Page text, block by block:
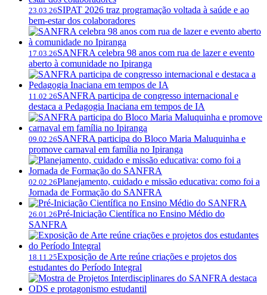
23.03.26SIPAT 2026 traz programação voltada à saúde e ao
bem-estar dos colaboradores
17.03.26SANFRA celebra 98 anos com rua de lazer e evento
aberto à comunidade no Ipiranga
11.02.26SANFRA participa de congresso internacional e
destaca a Pedagogia Inaciana em tempos de IA
09.02.26SANFRA participa do Bloco Maria Maluquinha e
promove carnaval em família no Ipiranga
02.02.26Planejamento, cuidado e missão educativa: como foi a
Jornada de Formação do SANFRA
26.01.26Pré-Iniciação Científica no Ensino Médio do
SANFRA
18.11.25Exposição de Arte reúne criações e projetos dos
estudantes do Período Integral